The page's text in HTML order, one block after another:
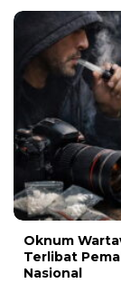
Oknum
Terlibat
Nasional